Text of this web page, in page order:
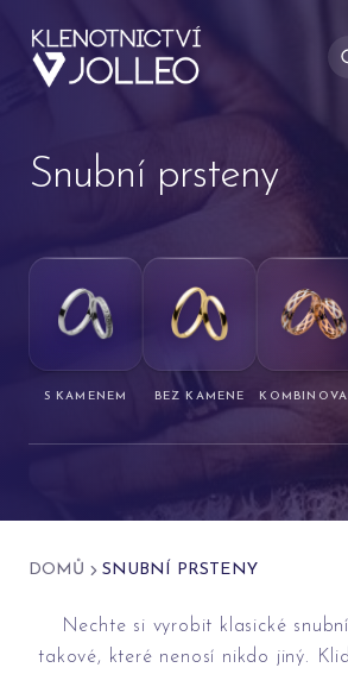
Snubní prsteny
S KAMENEM BEZ KAMENE
DOMŮ SNUBNÍ PRSTENY
Nechte si vyrobit klasické
takové, které nenosí nikdo jiný.